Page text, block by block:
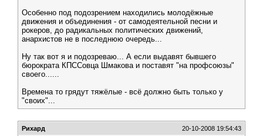
Особенно под подозрением находились молодёжные
движения и объединения - от самодеятельной песни и
рокеров, до радикальных политических движений,
анархистов не в последнюю очередь...
Ну так вот я и подозреваю... А если выдавят бывшего
бюрократа КПССовца Шмакова и поставят "на профсоюзы"
своего......
Времена то грядут тяжёлые - всё должно быть только у
"своих"...
Рихард 20-10-2008 19:54:43